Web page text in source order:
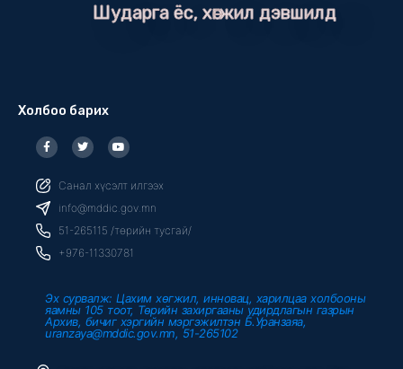
Шударга ёс, хөгжил дэвшилд
Холбоо барих
F
a
c
b
o
o
k
f
T
w
i
t
r
Y
o
u
u
e
Санал хүсэлт илгээх
info@mddic.gov.mn
51-265115 /төрийн тусгай/
+976-11330781
Эх сурвалж: Цахим хөгжил, инновац, харилцаа холбооны
яамны 105 тоот, Төрийн захиргааны удирдлагын газрын
Архив, бичиг хэргийн мэргэжилтэн Б.Уранзаяа,
uranzaya@mddic.gov.mn, 51-265102